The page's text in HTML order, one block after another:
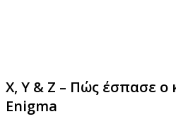
X, Y & Z – Πώς έσπασε ο
Enigma